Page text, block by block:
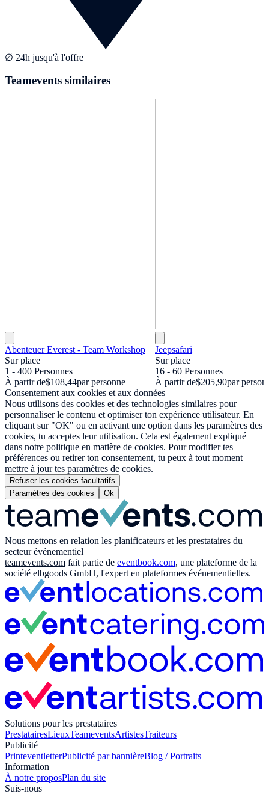
∅ 24h jusqu'à l'offre
Teamevents similaires
Abenteuer Everest - Team Workshop
Sur place
1 - 400 Personnes
À partir de$108,44par personne
Jeepsafari
Sur place
16 - 60 Personnes
À partir de$205,90par
Consentement aux cookies et aux données
Nous utilisons des cookies et des technologies similaires pour
personnaliser le contenu et optimiser ton expérience utilisateur. En
cliquant sur "OK" ou en activant une option dans les paramètres des
cookies, tu acceptes leur utilisation. Cela est également expliqué
dans notre politique en matière de cookies. Pour modifier tes
préférences ou retirer ton consentement, tu peux à tout moment
mettre à jour tes paramètres de cookies.
Refuser les cookies facultatifs
Paramètres des cookies
Ok
Nous mettons en relation les planificateurs et les prestataires du
secteur événementiel
teamevents.com fait partie de eventbook.com, une plateforme de la
société elbgoods GmbH, l'expert en plateformes événementielles.
Solutions pour les prestataires
PrestatairesLieuxTeameventsArtistesTraiteurs
Publicité
PrinteventletterPublicité par bannièreBlog / Portraits
Information
À notre proposPlan du site
Suis-nous